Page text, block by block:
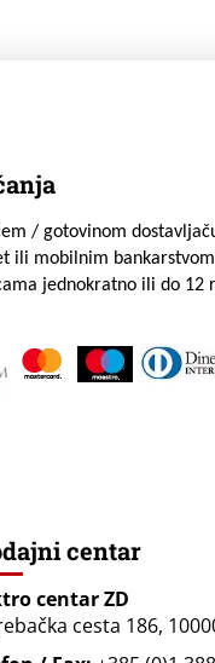
/ gotovinom
ili mobilnim
jednokratno ili do 12
centar
centar ZD
cesta 186,